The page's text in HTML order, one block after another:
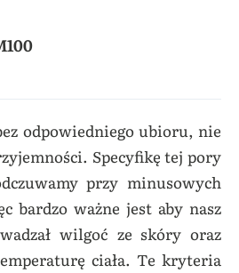
odpowiedniego ubioru, nie
Specyfikę tej pory
przy minusowych
bardzo ważne jest aby nasz
wilgoć ze skóry oraz
ciała. Te kryteria